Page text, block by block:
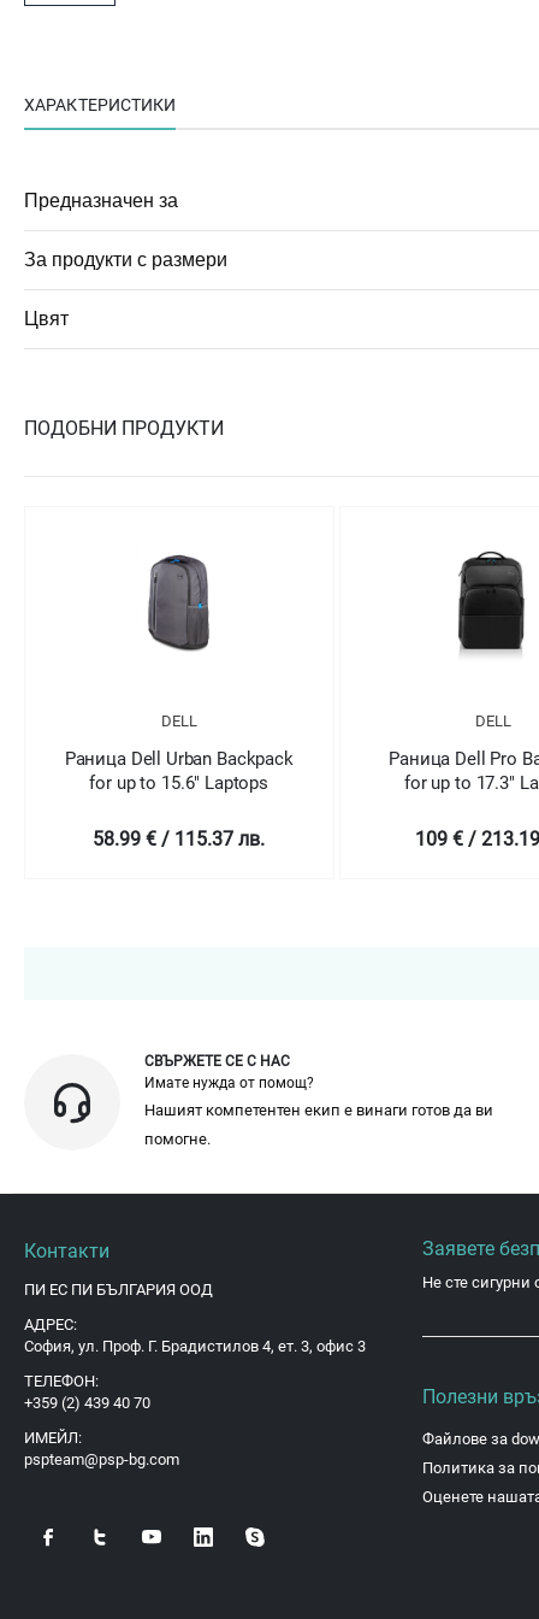
ХАРАКТЕРИСТИКИ
Предназначен за
За продукти с размери
Цвят
ПОДОБНИ ПРОДУКТИ
DELL
Раница Dell Urban Backpack
for up to 15.6" Laptops
58.99 € / 115.37 лв.
DELL
Раница Dell Pro
for up to 17.3"
109 € /
СВЪРЖЕТЕ СЕ С НАС
Имате нужда от помощ?
Нашият компетентен екип е винаги готов да ви
помогне.
Контакти
ПИ ЕС ПИ БЪЛГАРИЯ ООД
АДРЕС:
София, ул. Проф. Г. Брадистилов 4, ет. 3, офис 3
ТЕЛЕФОН:
+359 (2) 439 40 70
ИМЕЙЛ:
pspteam@psp-bg.com
Заявете
Не сте сигурни
Полезни
Файлове за
Политика за
Оценете